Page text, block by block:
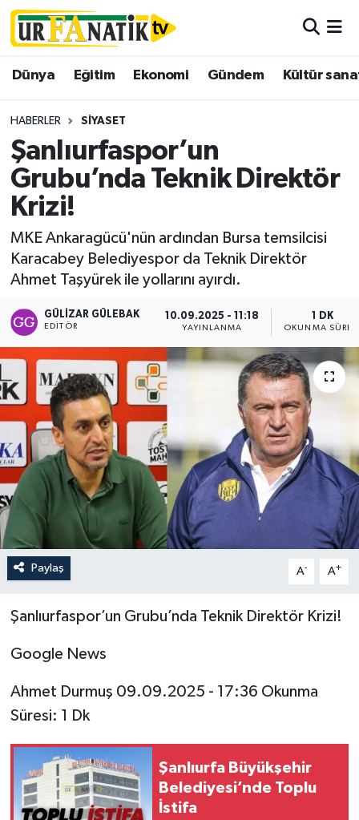
Dünya Eğitim Ekonomi Gündem Kültür
HABERLER SIYASET
Şanlıurfaspor’un
Grubu’nda Teknik Direktör
Krizi!
MKE Ankaragücü'nün ardından Bursa temsilcisi
Karacabey Belediyespor da Teknik Direktör
Ahmet Taşyürek ile yollarını ayırdı.
GÜLIZAR GÜLEBAK
EDITÖR
10.09.2025 - 11:18
YAYINLANMA
1 DK
OKUNMA
Paylaş A- A+
Şanlıurfaspor’un Grubu’nda Teknik Direktör Krizi!
Google News
Ahmet Durmuş 09.09.2025 - 17:36 Okunma
Süresi: 1 Dk
Şanlıurfa Büyükşehir
Belediyesi’nde Toplu
İstifa
Trafik Durumu
Süper Lig Puan Durumu ve Fikstür
Tüm Manşetler
Haber Arşivi